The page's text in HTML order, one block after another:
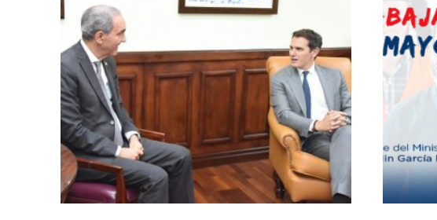
Fermín
y
catedrático
y
excandidato
presidencial
de
España,
Albert
Rivera,
resaltan
trabajador.
Mensaje
del
Franklin
García
Fermín,
Mescyt